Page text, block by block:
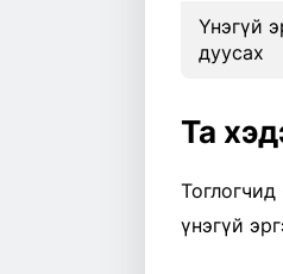
Үнэгүй
дуусах
Та
үнэгүй